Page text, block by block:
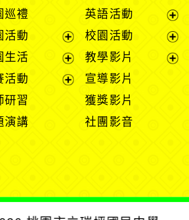
巡禮
活動
展
開
選
生活
展
開
活動
研習
演講
英語活動
展
開
選
校園活動
展
開
教學影片
宣導影片
獲獎影片
社團影音